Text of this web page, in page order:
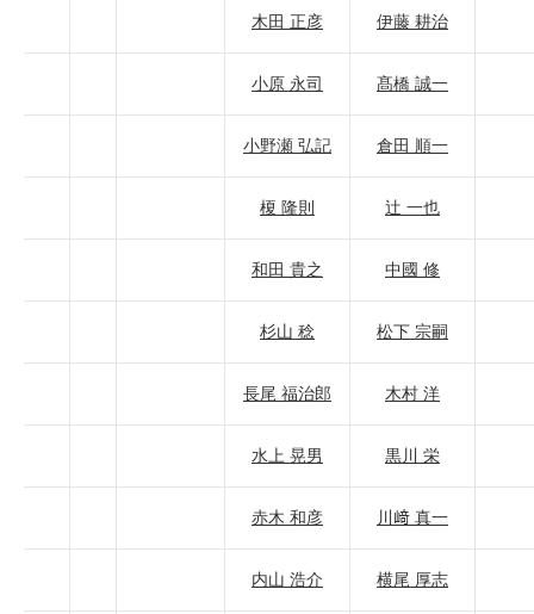
木田 正彦 伊藤 耕治
小原 永司 髙橋 誠一
小野瀬 弘記 倉田 順一
榎 隆則 辻 一也
和田 貴之 中國 修
杉山 稔 松下 宗嗣
長尾 福治郎 木村 洋
水上 晃男 黒川 栄
赤木 和彦 川﨑 真一
内山 浩介 横尾 厚志